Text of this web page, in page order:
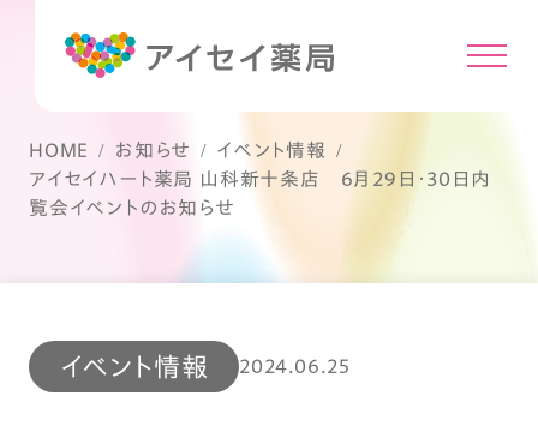
HOME お知らせ
イベント情報
アイセイハート薬局 山科新十条店 6月29日・30日内
覧会イベントのお知らせ
イベント情報 2024.06.25